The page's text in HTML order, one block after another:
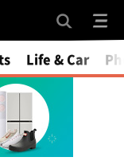
Life & Car